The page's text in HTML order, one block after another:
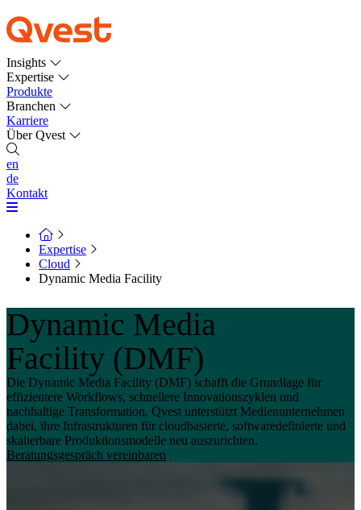
Insights
Expertise
Produkte
Branchen
Karriere
Über Qvest
en
de
Kontakt
Expertise
Cloud
Dynamic Media Facility
Dynamic Media
Facility (DMF)
Die Dynamic Media Facility (DMF) schafft die Grundlage für
effizientere Workflows, schnellere Innovationszyklen und
nachhaltige Transformation. Qvest unterstützt Medienunternehmen
dabei, ihre Infrastrukturen für cloudbasierte, softwaredefinierte und
skalierbare Produktionsmodelle neu auszurichten.
Beratungsgespräch vereinbaren